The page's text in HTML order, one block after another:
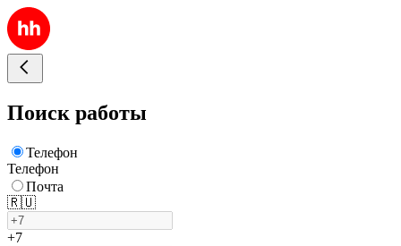
Поиск работы
Телефон
Телефон
Почта
🇷🇺
+7